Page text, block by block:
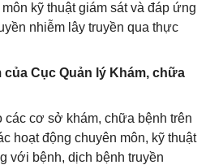
kỹ thuật giám sát và đáp ứng
nhiễm lây truyền qua thực
của Cục Quản lý Khám, chữa
các cơ sở khám, chữa bệnh trên
hoạt động chuyên môn, kỹ thuật
với bệnh, dịch bệnh truyền